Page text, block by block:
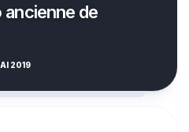
ancienne de
2019